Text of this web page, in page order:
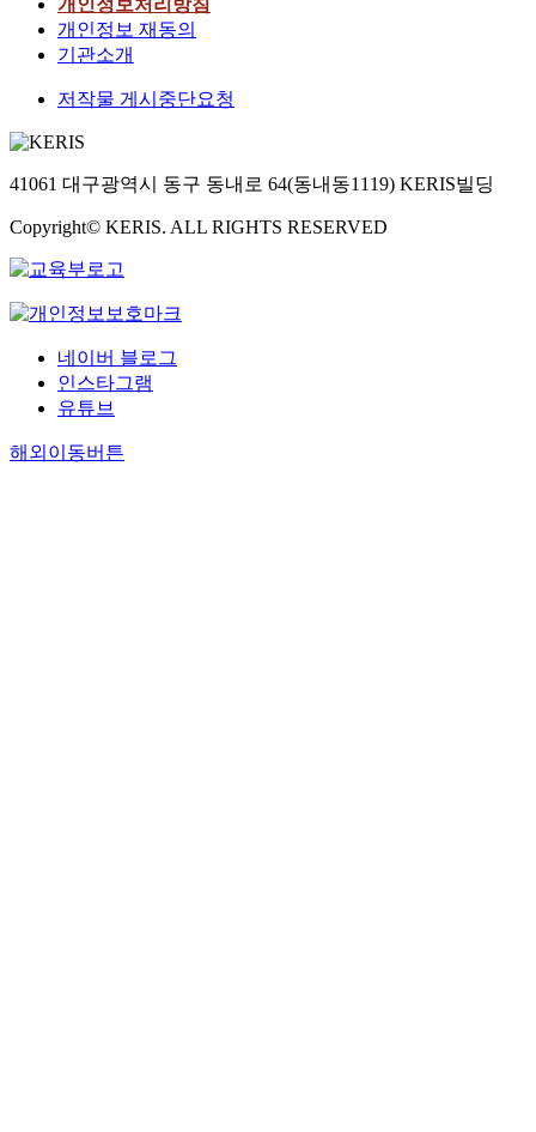
개인정보처리방침
개인정보 재동의
기관소개
저작물 게시중단요청
41061 대구광역시 동구 동내로 64(동내동1119) KERIS빌딩
Copyright© KERIS. ALL RIGHTS RESERVED
네이버 블로그
인스타그램
유튜브
해외이동버튼